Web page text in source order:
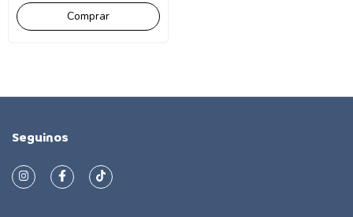
Comprar
Seguinos